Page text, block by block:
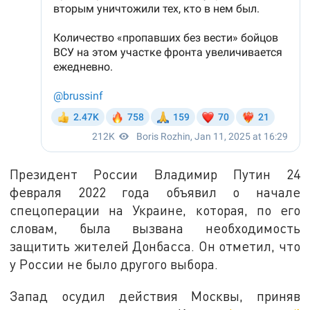
Президент России Владимир Путин 24
февраля 2022 года объявил о начале
спецоперации на Украине, которая, по его
словам, была вызвана необходимость
защитить жителей Донбасса. Он отметил, что
у России не было другого выбора.
Запад осудил действия Москвы, приняв